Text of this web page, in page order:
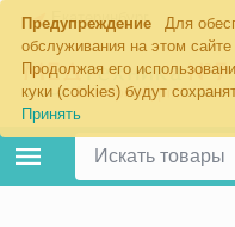
Предупреждение
Для
обслуживания на этом
Продолжая его
куки (cookies) будут
Принять
Екатеринбург